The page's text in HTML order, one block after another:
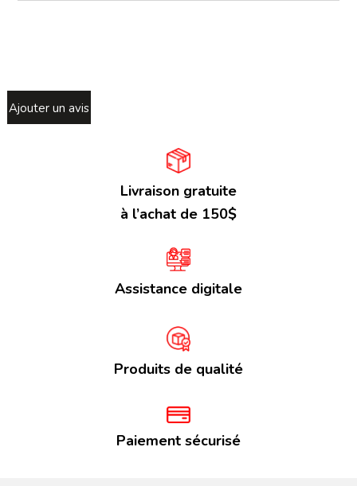
Ajouter un avis
Livraison gratuite
à l’achat de 150$
Assistance digitale
Produits de qualité
Paiement sécurisé